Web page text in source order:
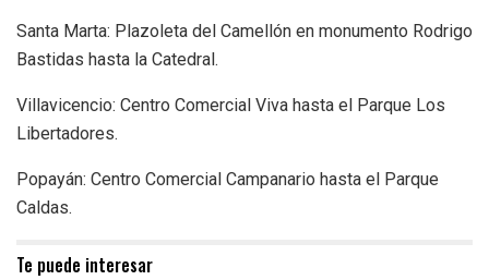
Santa Marta: Plazoleta del Camellón en monumento Rodrigo
Bastidas hasta la Catedral.
Villavicencio: Centro Comercial Viva hasta el Parque Los
Libertadores.
Popayán: Centro Comercial Campanario hasta el Parque
Caldas.
Te puede interesar